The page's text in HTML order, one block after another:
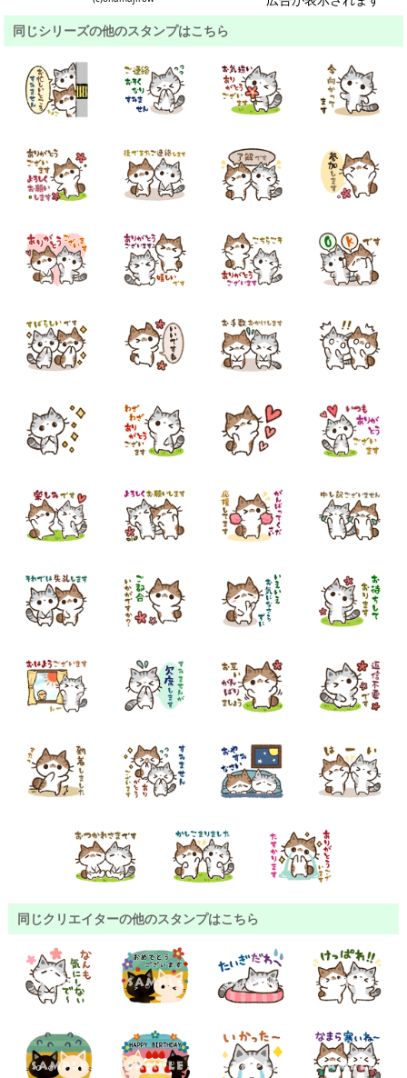
同じシリーズの他のスタンプはこちら
同じクリエイターの他のスタンプはこちら